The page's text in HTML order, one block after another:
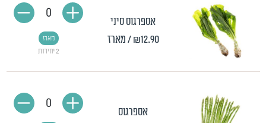
אספרגוס סיני
₪12.90 / מארז
2 יחידות
מארז
0
אספרגוס
0